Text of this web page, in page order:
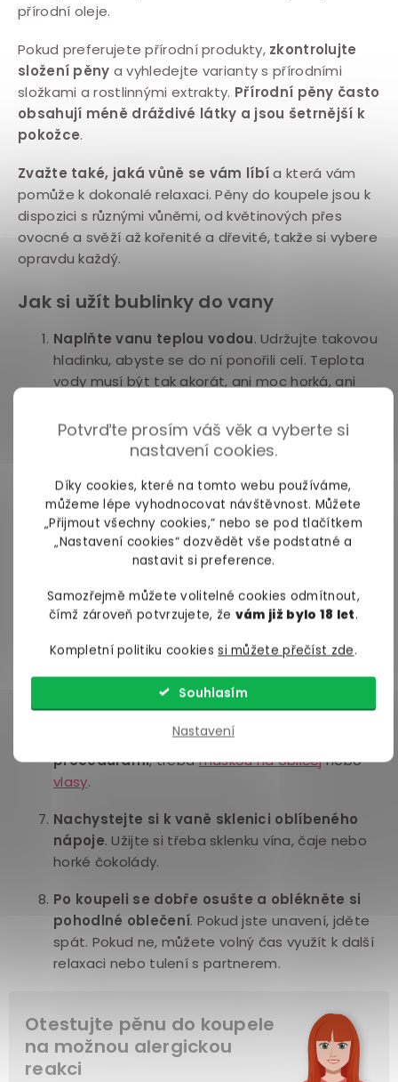
Potvrďte prosím váš věk a vyberte si
nastavení cookies.
Díky cookies, které na tomto webu používáme,
můžeme lépe vyhodnocovat návštěvnost. Můžete
„Přijmout všechny cookies,“ nebo se pod tlačítkem
„Nastavení cookies“ dozvědět vše podstatné a
nastavit si preference.
Samozřejmě můžete volitelné cookies odmítnout,
čímž zároveň potvrzujete, že vám již bylo 18 let.
Kompletní politiku cookiessi můžete přečíst zde.
Nastavení
Souhlasím
přírodní oleje.
Pokud preferujete přírodní produkty, zkontrolujte
složení pěny a vyhledejte varianty s přírodními
složkami a rostlinnými extrakty. Přírodní pěny často
obsahují méně dráždivé látky a jsou šetrnější k
pokožce.
Zvažte také, jaká vůně se vám líbía která vám
pomůže k dokonalé relaxaci. Pěny do koupele jsou k
dispozici s různými vůněmi, od květinových přes
ovocné a svěží až kořenité a dřevité, takže si vybere
opravdu každý.
Jak si užít bublinky do vany
Naplňte vanu teplou vodou. Udržujte takovou
hladinku, abyste se do ní ponořili celí. Teplota
vody musí být tak akorát, ani moc horká, ani
Přidejte do vody pěnu do koupele, pomocí
které vykouzlíte spoooustu voňavých bublinek,
které zahalí celé vaše tělo.
Zvolte tlumené osvětlení, klidně postačí i
svíčky, které vytvoří romantickou atmošku.
vaně knihu.
jenom hlava, zavřete oči,zhluboka dýchejte a
vychutnávejte si relaxační pocit uvolnění a
Koupel zkombinujte s dalšími zkrášlovacími
procedurami, třebamaskou na obličejnebo
vlasy.
Nachystejte si k vaně sklenici oblíbeného
nápoje. Užijte si třeba sklenku vína, čaje nebo
horké čokolády.
Po koupeli se dobře osušte a oblékněte si
pohodlné oblečení. Pokud jste unavení, jděte
spát. Pokud ne, můžete volný čas využít k další
relaxaci nebo tulení s partnerem.
Otestujte pěnu do koupele
na možnou alergickou
reakci